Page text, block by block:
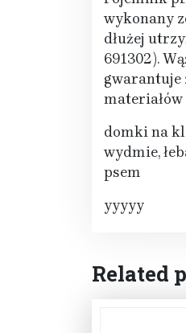
wykonany
dłużej
691302).
gwarantuje
domki na
wydmie,
psem
yyyyy
Related